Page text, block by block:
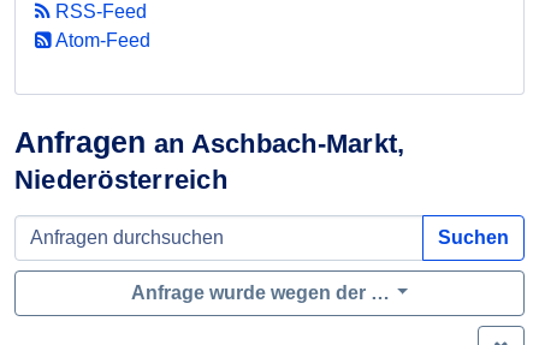
Anfragen an Aschbach-Markt,
Niederösterreich
Suchen
Anfrage wurde wegen der …
RSS-Feed
Atom-Feed